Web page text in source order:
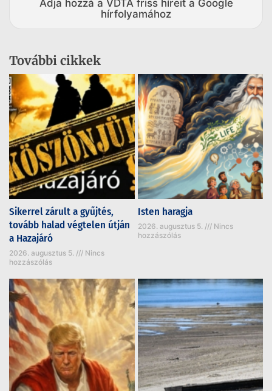
Adja hozzá a VDTA friss híreit a Google
hírfolyamához
További cikkek
Sikerrel zárult a gyűjtés,
tovább halad végtelen útján
a Hazajáró
2026. augusztus 5.
Nincs
hozzászólás
Isten haragja
2026. augusztus 5.
Nincs
hozzászólás